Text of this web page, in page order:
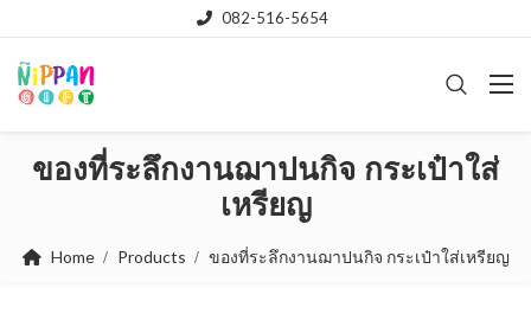
082-516-5654
ของที่ระลึกงานฌาปนกิจ กระเป๋าใส่
เหรียญ
Home Products ของที่ระลึกงานฌาปนกิจ กระเป๋าใส่เหรียญ